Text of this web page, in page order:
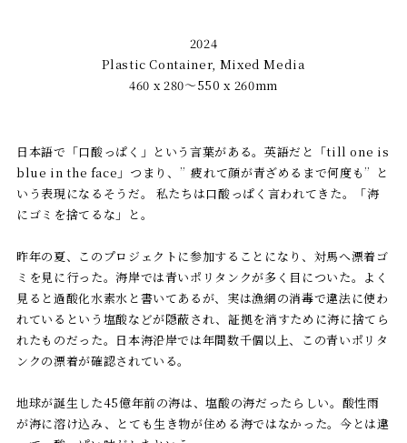
2024
Plastic Container, Mixed Media
460 x 280〜550 x 260mm
日本語で「口酸っぱく」という言葉がある。英語だと「till one is
blue in the face」つまり、”疲れて顔が青ざめるまで何度も”と
いう表現になるそうだ。 私たちは口酸っぱく言われてきた。「海
にゴミを捨てるな」と。
昨年の夏、このプロジェクトに参加することになり、対馬へ漂着ゴ
ミを見に行った。海岸では青いポリタンクが多く目についた。よく
見ると過酸化水素水と書いてあるが、実は漁網の消毒で違法に使わ
れているという塩酸などが隠蔽され、証拠を消すために海に捨てら
れたものだった。日本海沿岸では年間数千個以上、この青いポリタ
ンクの漂着が確認されている。
地球が誕生した45億年前の海は、塩酸の海だったらしい。酸性雨
が海に溶け込み、とても生き物が住める海ではなかった。今とは違